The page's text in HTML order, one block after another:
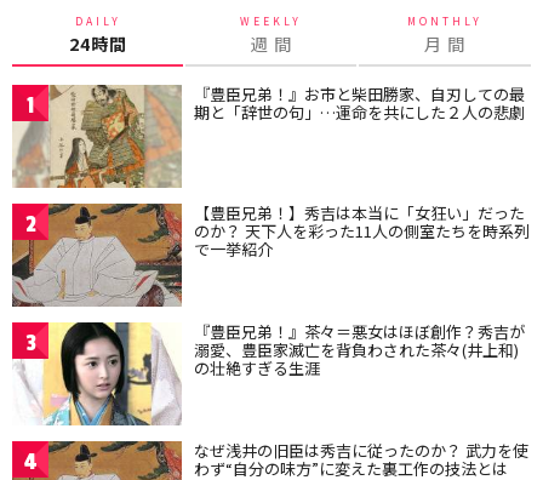
DAILY
24時間
WEEKLY
週 間
MONTHLY
月 間
1 『豊臣兄弟！』お市と柴田勝家、自刃しての最
期と「辞世の句」…運命を共にした２人の悲劇
2 【豊臣兄弟！】秀吉は本当に「女狂い」だった
のか？ 天下人を彩った11人の側室たちを時系列
で一挙紹介
3 『豊臣兄弟！』茶々＝悪女はほぼ創作？秀吉が
溺愛、豊臣家滅亡を背負わされた茶々(井上和)
の壮絶すぎる生涯
4 なぜ浅井の旧臣は秀吉に従ったのか？ 武力を使
わず“自分の味方”に変えた裏工作の技法とは